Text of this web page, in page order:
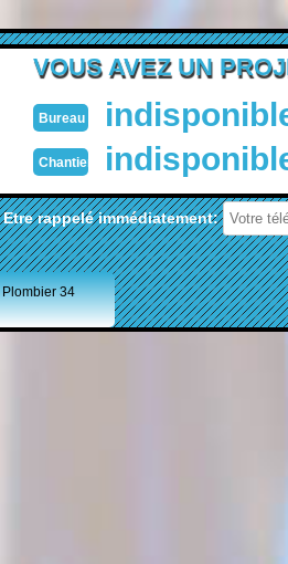
VOUS AVEZ UN
Bureau
Chantier
Etre rappelé immédiatement:
Plombier 34